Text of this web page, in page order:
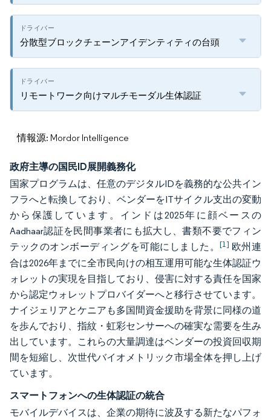
分散型ブロックチェーンアイデンティティの台頭
リモートワーク向けマルチモーダル生体認証
情報源: Mordor Intelligence
政府主導の国民ID展開義務化
国家プログラムは、任意のデジタルIDを義務的な公共イン
フラへと転換しており、ベンダーをITサイクル支出の変動
から保護しています。インドは2025年に顔ベースの
Aadhaar認証を民間事業者にも拡大し、書類不要でフィン
テックのオンボーディングを可能にしました。[1] 欧州連
合は2026年までに全市民向けの相互運用可能な生体認証ウ
ォレットの実現を目指しており、侵害に対する責任を国家
から認定ウォレットプロバイダーへと移行させています。
ナイジェリアとケニアも多国間資金援助を背景に同様の道
を歩んでおり、指紋・虹彩センサーへの確実な需要を生み
出しています。これらの大量調達はベンダーの投資回収期
間を短縮し、次世代バイオメトリック市場全体を押し上げ
ています。
スマートフォンへの生体認証の統合
モバイルデバイスは、企業の期待に波及する新たなパフォ